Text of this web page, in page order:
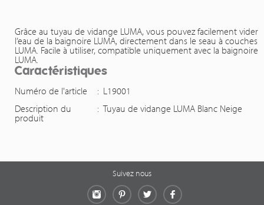
Grâce au tuyau de vidange LUMA, vous pouvez facilement vider
l’eau de la baignoire LUMA, directement dans le seau à couches
LUMA. Facile à utiliser, compatible uniquement avec la baignoire
LUMA.
Caractéristiques
Numéro de l'article : L19001
Description du
produit
: Tuyau de vidange LUMA Blanc Neige
Suivez nous
Pinterest TwitterFacebook